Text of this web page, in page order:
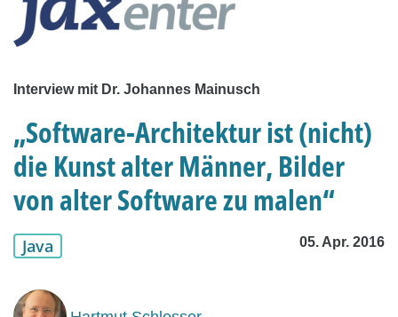
Interview mit Dr. Johannes Mainusch
„Software-Architektur ist (nicht)
die Kunst alter Männer, Bilder
von alter Software zu malen“
Java 05. Apr. 2016